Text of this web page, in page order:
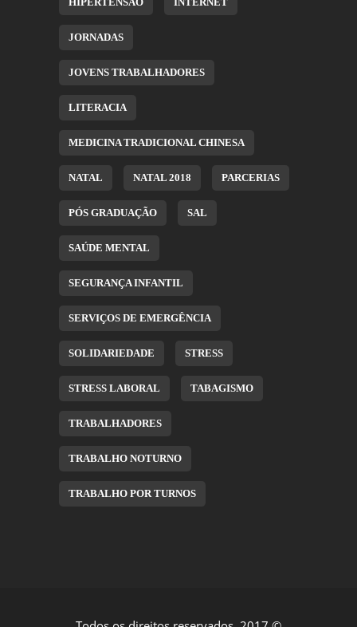
JORNADAS
JOVENS TRABALHADORES
LITERACIA
MEDICINA TRADICIONAL CHINESA
NATAL NATAL 2018 PARCERIAS
PÓS GRADUAÇÃO SAL
SAÚDE MENTAL
SEGURANÇA INFANTIL
SERVIÇOS DE EMERGÊNCIA
SOLIDARIEDADE STRESS
STRESS LABORAL TABAGISMO
TRABALHADORES
TRABALHO NOTURNO
TRABALHO POR TURNOS